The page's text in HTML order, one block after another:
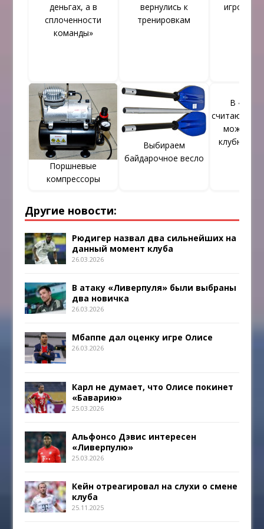
деньгах, а в
сплоченности
команды»
вернулись к
тренировкам
игрок
Поршневые
компрессоры
Выбираем
байдарочное весло
В
считают,
может
клубную
Другие новости:
Рюдигер назвал два сильнейших на
данный момент клуба
26.03.2026
В атаку «Ливерпуля» были выбраны
два новичка
26.03.2026
Мбаппе дал оценку игре Олисе
26.03.2026
Карл не думает, что Олисе покинет
«Баварию»
25.03.2026
Альфонсо Дэвис интересен
«Ливерпулю»
25.03.2026
Кейн отреагировал на слухи о смене
клуба
25.11.2025